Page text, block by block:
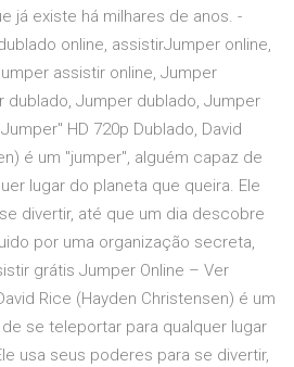
já existe há milhares de anos. -
online, assistirJumper online,
assistir online, Jumper
dublado, Jumper dublado, Jumper
HD 720p Dublado, David
é um "jumper", alguém capaz de
lugar do planeta que queira. Ele
divertir, até que um dia descobre
por uma organização secreta,
grátis Jumper Online – Ver
Rice (Hayden Christensen) é um
de se teleportar para qualquer lugar
usa seus poderes para se divertir,